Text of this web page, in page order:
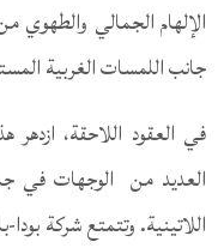
الإلهام الجمالي والطهوي
جانب اللمسات الغربية
في العقود اللاحقة، ازدهر
العديد من الوجهات في
اللاتينية. وتتمتع شركة